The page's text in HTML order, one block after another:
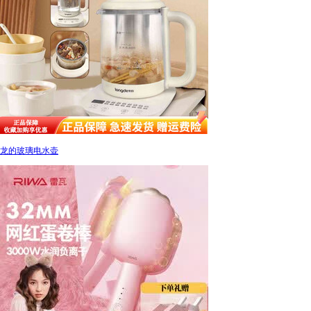
龙的玻璃电水壶